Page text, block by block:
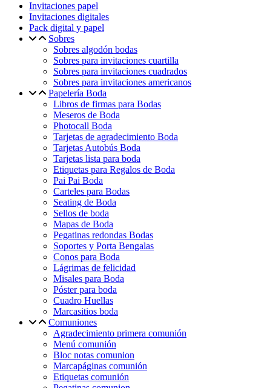
Invitaciones papel
Invitaciones digitales
Pack digital y papel
Sobres
Sobres algodón bodas
Sobres para invitaciones cuartilla
Sobres para invitaciones cuadrados
Sobres para invitaciones americanos
Papelería Boda
Libros de firmas para Bodas
Meseros de Boda
Photocall Boda
Tarjetas de agradecimiento Boda
Tarjetas Autobús Boda
Tarjetas lista para boda
Etiquetas para Regalos de Boda
Pai Pai Boda
Carteles para Bodas
Seating de Boda
Sellos de boda
Mapas de Boda
Pegatinas redondas Bodas
Soportes y Porta Bengalas
Conos para Boda
Lágrimas de felicidad
Misales para Boda
Póster para boda
Cuadro Huellas
Marcasitios boda
Comuniones
Agradecimiento primera comunión
Menú comunión
Bloc notas comunion
Marcapáginas comunión
Etiquetas comunión